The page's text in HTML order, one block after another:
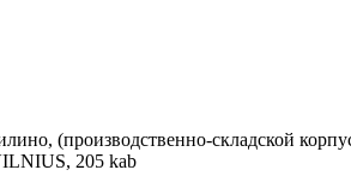
(производственно-складской
205 kab